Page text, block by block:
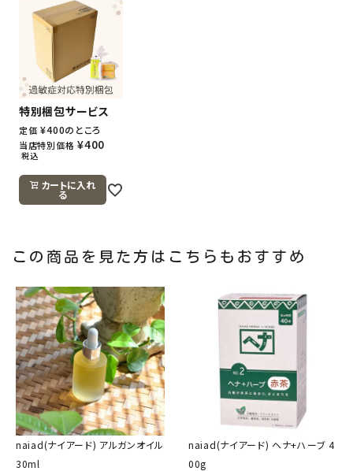
特別梱包サービス
定価 ¥400のところ
当店特別価格 ¥400
税込
カートに入れ
る
この商品を見た方はこちらもおすすめ
naiad(ナイアード) アルガンオイル
30ml
naiad(ナイアード) ヘナ+ハーブ 4
00g